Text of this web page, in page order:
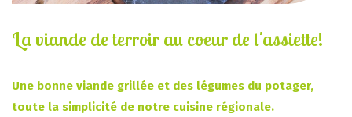
La viande de terroir au coeur de l'assiette!
Une bonne viande grillée et des légumes du potager,
toute la simplicité de notre cuisine régionale.